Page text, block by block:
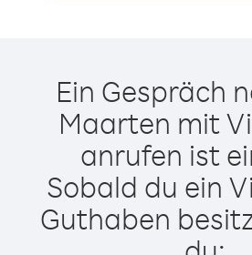
Ein Gespräch
Maarten mit
anrufen ist
Sobald du ein
Guthaben